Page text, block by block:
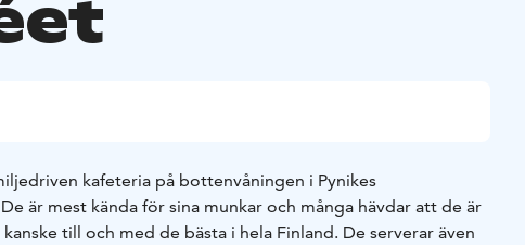
kafeteria på bottenvåningen i Pynikes
är mest kända för sina munkar och många hävdar att de är
till och med de bästa i hela Finland. De serverar även